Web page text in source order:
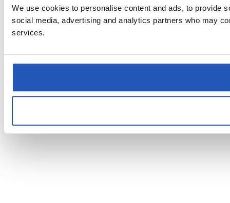
We use cookies to personalise content and ads, to provide
social media, advertising and analytics partners who may
services.